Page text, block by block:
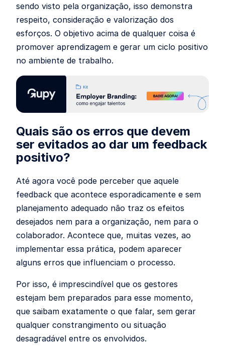
sendo visto pela organização, isso demonstra
respeito, consideração e valorização dos
esforços. O objetivo acima de qualquer coisa é
promover aprendizagem e gerar um ciclo positivo
no ambiente de trabalho.
Quais são os erros que devem
ser evitados ao dar um feedback
positivo?
Até agora você pode perceber que aquele
feedback que acontece esporadicamente e sem
planejamento adequado não traz os efeitos
desejados nem para a organização, nem para o
colaborador. Acontece que, muitas vezes, ao
implementar essa prática, podem aparecer
alguns erros que influenciam o processo.
Por isso, é imprescindível que os gestores
estejam bem preparados para esse momento,
que saibam exatamente o que falar, sem gerar
qualquer constrangimento ou situação
desagradável entre os envolvidos.